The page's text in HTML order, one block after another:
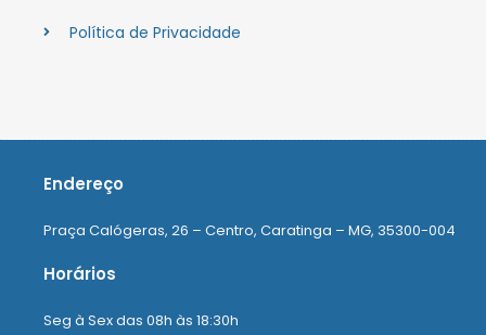
Política de Privacidade
Endereço
Praça Calógeras, 26 – Centro, Caratinga – MG, 35300-004
Horários
Seg à Sex das 08h às 18:30h